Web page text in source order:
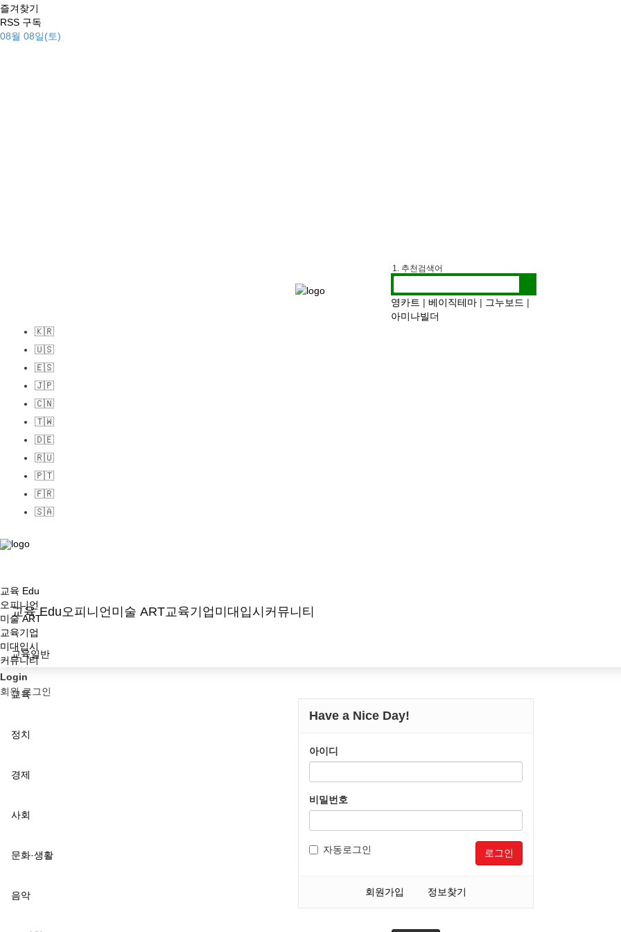
즐겨찾기
RSS 구독
08월 08일(토)
1. 추천검색어
3. 작가인터뷰
영카트 | 베이직테마 | 그누보드 |
아미나빌더
🇰🇷
🇺🇸
🇪🇸
🇯🇵
🇨🇳
🇹🇼
🇩🇪
🇷🇺
🇵🇹
🇫🇷
🇸🇦
교육 Edu
교육일반
교육
정치
경제
사회
문화·생활
음악
오피니언 미술 ART교육기업 미대입시 커뮤니티
교육 Edu
오피니언
미술 ART
교육기업
미대입시
커뮤니티
Login
회원 로그인
Have a Nice Day!
아이디
비밀번호
자동로그인 로그인
회원가입 정보찾기